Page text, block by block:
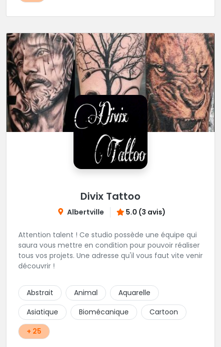
Divix Tattoo
Albertville 5.0 (3 avis)
Attention talent ! Ce studio possède une équipe qui
saura vous mettre en condition pour pouvoir réaliser
tous vos projets. Une adresse qu'il vous faut vite venir
découvrir !
Abstrait Animal
Aquarelle
Asiatique
Biomécanique
Cartoon
+ 25